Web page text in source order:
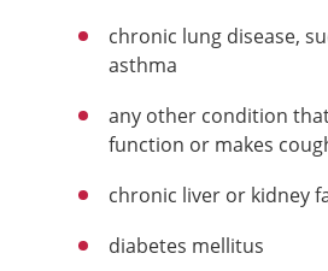
chronic lung disease,
asthma
any other condition
function or makes
chronic liver or kidney
diabetes mellitus